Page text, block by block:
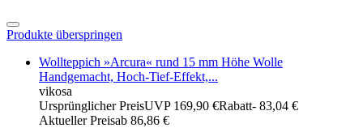
Produkte überspringen
Wollteppich »Arcura« rund 15 mm Höhe Wolle
Handgemacht, Hoch-Tief-Effekt,...
vikosa
Ursprünglicher PreisUVP 169,90 €Rabatt- 83,04 €
Aktueller Preisab 86,86 €